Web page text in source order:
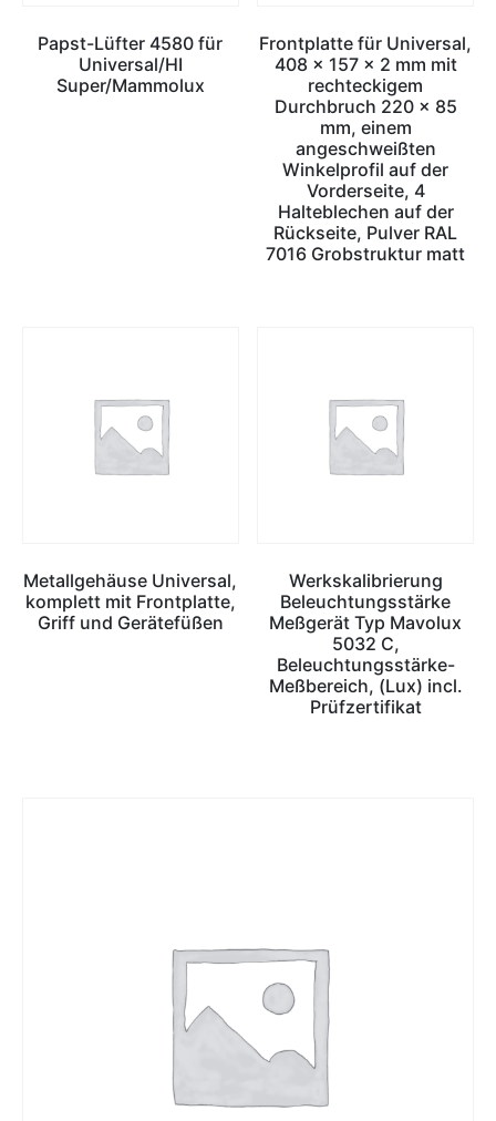
Papst-Lüfter 4580 für
Universal/HI
Super/Mammolux
Frontplatte für Universal,
408 x 157 x 2 mm mit
rechteckigem
Durchbruch 220 x 85
mm, einem
angeschweißten
Winkelprofil auf der
Vorderseite, 4
Halteblechen auf der
Rückseite, Pulver RAL
7016 Grobstruktur matt
Metallgehäuse Universal,
komplett mit Frontplatte,
Griff und Gerätefüßen
Werkskalibrierung
Beleuchtungsstärke
Meßgerät Typ Mavolux
5032 C,
Beleuchtungsstärke-
Meßbereich, (Lux) incl.
Prüfzertifikat